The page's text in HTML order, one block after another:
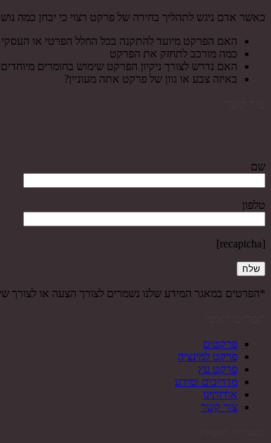
כאשר אדם ניגש לתהליך בחירה של פרקט רצוי כי יבחן כמה
האם הפרקט מיועד להתקנה בכל החלל הפרטי או העסקי
כמה מורכב לתחזק את הפרקט
האם נדרש לצורך ניקיון הפרקט שימוש בחומרים
באיזה צבע או גוון של פרקט אתה מעוניין?
שם
טלפון
[recaptcha]
*הפרטים במאגר המידע שלנו נשמרים לצורך הצעה או לצורך
פרקטים
פרקט למינציה
פרקט עץ
מדריכים ומידע
אודותינו
צור קשר